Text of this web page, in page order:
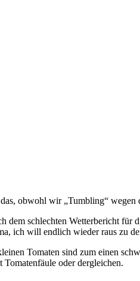
obwohl wir „Tumbling“ wegen
dem schlechten Wetterbericht
ich will endlich wieder raus zu
Tomaten sind zum einen
oder dergleichen.